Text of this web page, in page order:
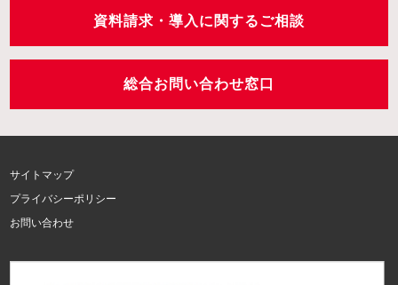
資料請求・導入に関するご相談
総合お問い合わせ窓口
サイトマップ
プライバシーポリシー
お問い合わせ